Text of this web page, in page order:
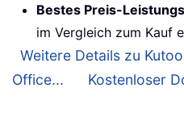
Bestes Preis-
im Vergleich zum Kauf
Weitere Details zu
Office...
Kostenloser